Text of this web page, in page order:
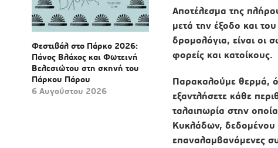
Φεστιβάλ στο Πάρκο 2026:
Πάνος Βλάχος και Φωτεινή
Βελεσιώτου στη σκηνή του
Πάρκου Πάρου
6 Αυγούστου 2026
Αποτέλεσμα της
μετά την έξοδο και
δρομολόγια, είναι οι
φορείς και κατοίκους.
Παρακαλούμε θερμά,
εξαντλήσετε κάθε
ταλαιπωρία στην
Κυκλάδων, δεδομένου
επαναλαμβανόμενες